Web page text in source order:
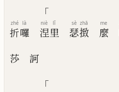
「
折
zhé
囉
là
涅
niè
里
lǐ
瑟
sè
㨖
zhā
麼
me
莎 訶
「